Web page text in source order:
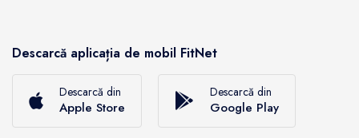
Descarcă aplicația de mobil FitNet
Descarcă din
Apple Store
Descarcă din
Google Play